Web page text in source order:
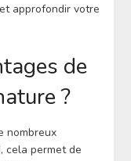
approfondir votre
de
?
nombreux
cela permet de